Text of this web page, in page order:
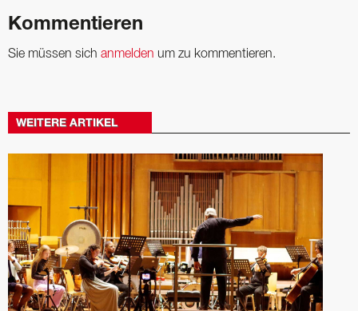
Kommentieren
Sie müssen sich anmelden um zu kommentieren.
WEITERE ARTIKEL